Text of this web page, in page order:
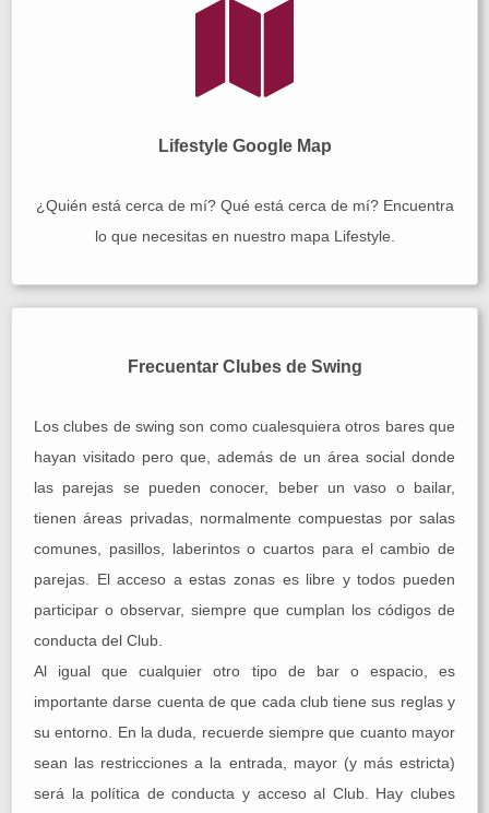
Lifestyle Google Map
¿Quién está cerca de mí? Qué está cerca de mí? Encuentra
lo que necesitas en nuestro mapa Lifestyle.
Frecuentar Clubes de Swing
Los clubes de swing son como cualesquiera otros bares que
hayan visitado pero que, además de un área social donde
las parejas se pueden conocer, beber un vaso o bailar,
tienen áreas privadas, normalmente compuestas por salas
comunes, pasillos, laberintos o cuartos para el cambio de
parejas. El acceso a estas zonas es libre y todos pueden
participar o observar, siempre que cumplan los códigos de
conducta del Club.
Al igual que cualquier otro tipo de bar o espacio, es
importante darse cuenta de que cada club tiene sus reglas y
su entorno. En la duda, recuerde siempre que cuanto mayor
sean las restricciones a la entrada, mayor (y más estricta)
será la política de conducta y acceso al Club. Hay clubes